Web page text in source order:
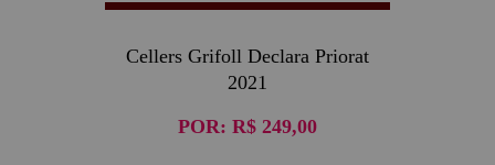
Cellers Grifoll Declara Priorat
2021
POR: R$ 249,00